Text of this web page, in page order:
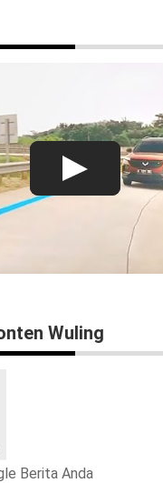
Wuling
Berita Anda